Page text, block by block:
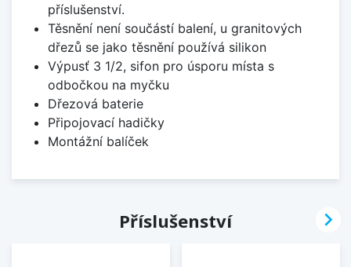
příslušenství.
Těsnění není součástí balení, u granitových
dřezů se jako těsnění používá silikon
Výpusť 3 1/2, sifon pro úsporu místa s
odbočkou na myčku
Dřezová baterie
Připojovací hadičky
Montážní balíček
Příslušenství 